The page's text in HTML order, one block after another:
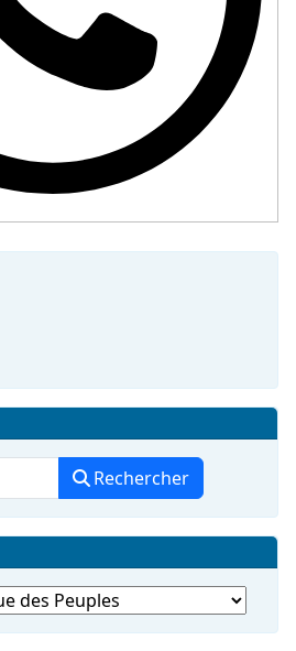
Rechercher